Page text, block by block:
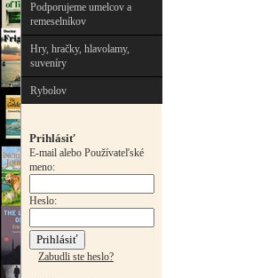
Podporujeme umelcov a
remeselníkov
Hry, hračky, hlavolamy,
suveníry
Rybolov
Prihlásiť
E-mail alebo Používateľské
meno:
Heslo:
Zabudli ste heslo?